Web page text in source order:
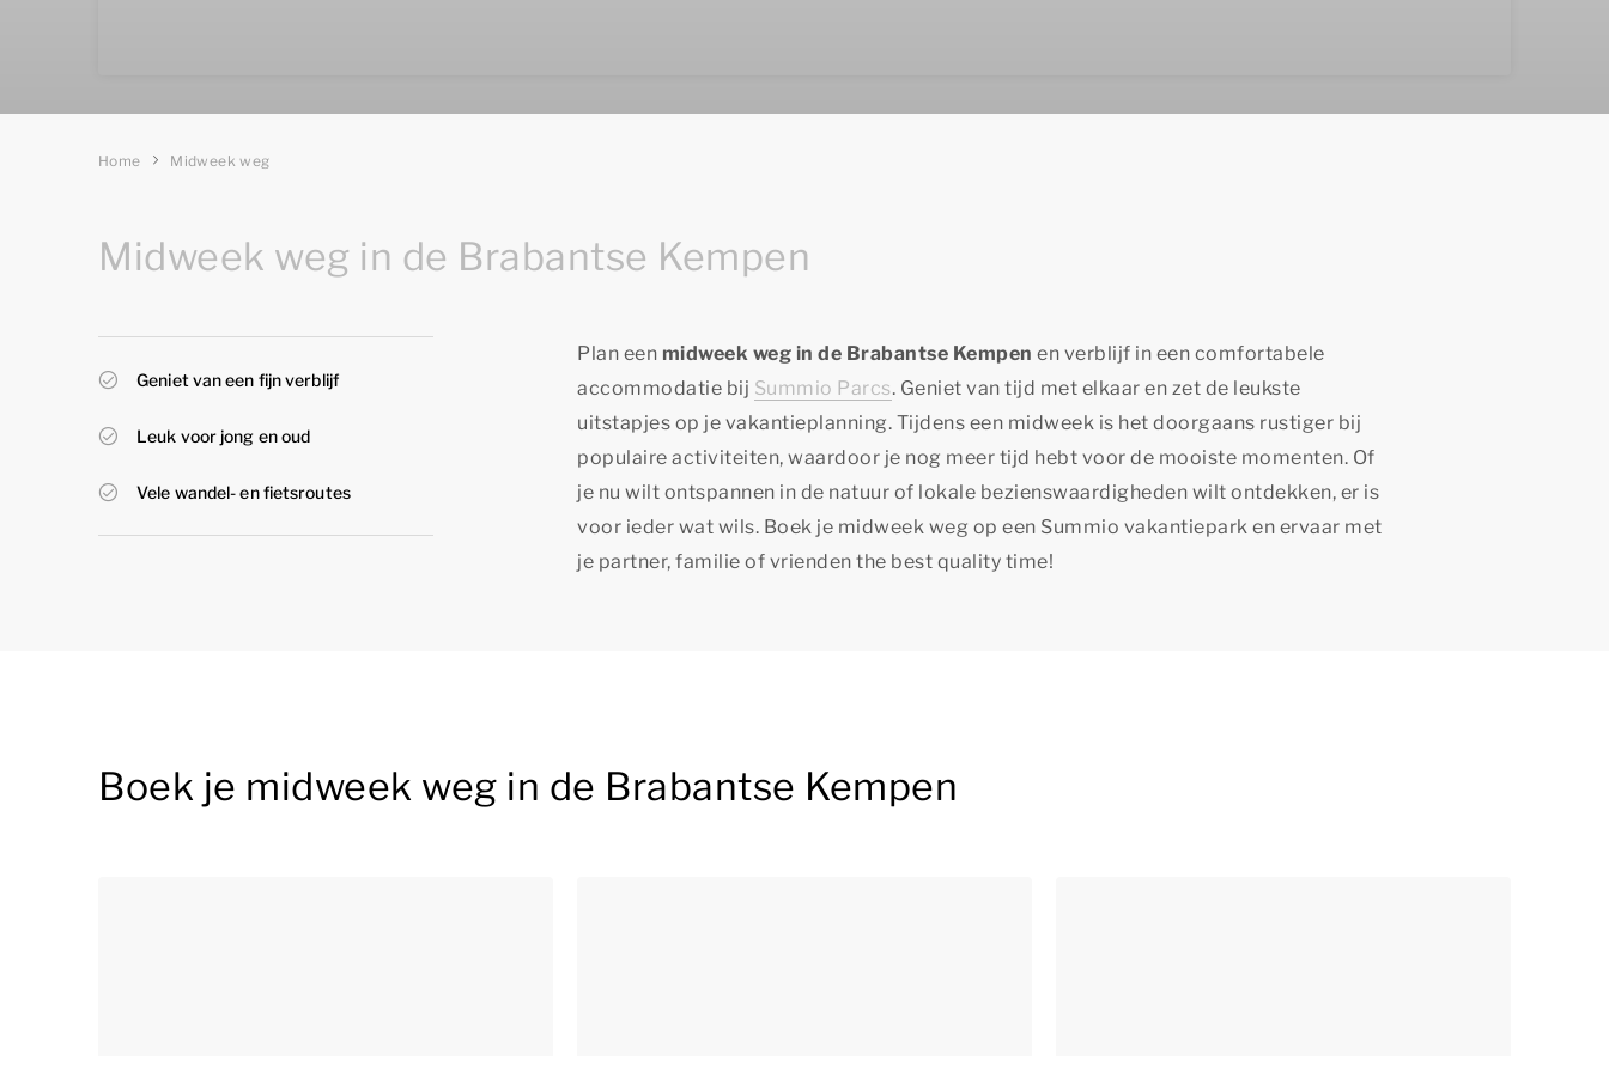
Home Midweek weg
Midweek weg in de Brabantse Kempen
Geniet van een fijn verblijf
Leuk voor jong en oud
Vele wandel- en fietsroutes
Plan een midweek weg in de Brabantse Kempen en verblijf in een comfortabele
accommodatie bij Summio Parcs. Geniet van tijd met elkaar en zet de leukste
uitstapjes op je vakantieplanning. Tijdens een midweek is het doorgaans rustiger bij
populaire activiteiten, waardoor je nog meer tijd hebt voor de mooiste momenten. Of
je nu wilt ontspannen in de natuur of lokale bezienswaardigheden wilt ontdekken, er is
voor ieder wat wils. Boek je midweek weg op een Summio vakantiepark en ervaar met
je partner, familie of vrienden the best quality time!
Boek je midweek weg in de Brabantse Kempen